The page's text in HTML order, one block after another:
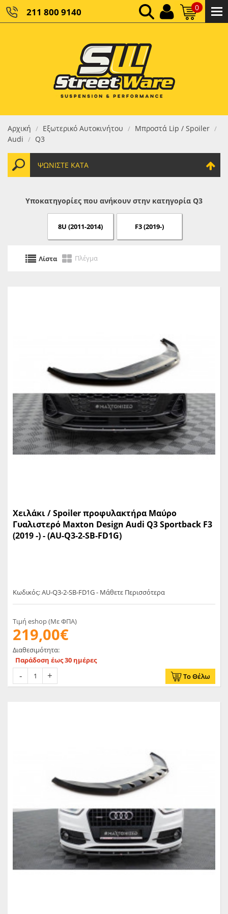
211 800 9140 0
ΚΑΘΑΡΌ ΣΎΝΟΛΟ:
ΤΕΛΙΚΌ ΣΎΝΟΛΟ:0,00 €
Αρχική / Εξωτερικό Αυτοκινήτου / Μπροστά Lip / Spoiler /
Audi / Q3
ΨΩΝΊΣΤΕ ΚΑΤΆ
Υποκατηγορίες που ανήκουν στην κατηγορία Q3
8U (2011-2014) F3 (2019-)
Λίστα Πλέγμα
Χειλάκι / Spoiler προφυλακτήρα Mαύρο
Γυαλιστερό Maxton Design Audi Q3 Sportback F3
(2019 -) - (AU-Q3-2-SB-FD1G)
Κωδικός: AU-Q3-2-SB-FD1G - Μάθετε Περισσότερα
Τιμή eshop (Με ΦΠΑ)
219,00€
Διαθεσιμότητα:
Παράδοση έως 30 ημέρες
Το Θέλω